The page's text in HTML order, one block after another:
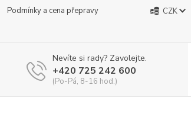
Podmínky a cena přepravy
CZK
Nevíte si rady? Zavolejte.
+420 725 242 600
(Po-Pá, 8-16 hod.)